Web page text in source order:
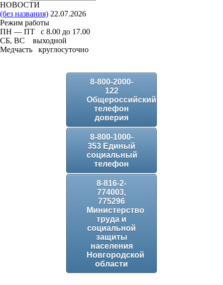
НОВОСТИ
(без названия) 22.07.2026
Режим работы
ПН — ПТ с 8.00 до 17.00
СБ, ВС выходной
Медчасть круглосуточно
8-800-2000-
122
Общероссийский
телефон
доверия
8-800-1000-
353 Единый
социальный
телефон
8-816-2-
774003,
775296
Министерство
труда и
социальной
защиты
населения
Новгородской
области